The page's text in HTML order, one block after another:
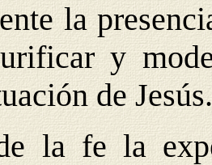
la
y
de Jesús.
la fe la